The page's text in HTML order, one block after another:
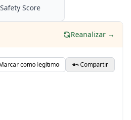
Safety Score
Reanalizar →
como legítimo Compartir